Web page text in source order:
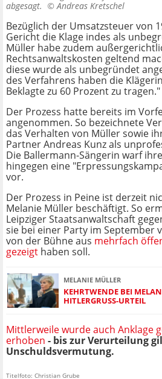
abgesagt. ©Andreas Kretschel
Bezüglich der Umsatzsteuer von
Gericht die Klage indes als
Müller habe zudem
Rechtsanwaltskosten geltend
diese wurde als unbegründet
des Verfahrens haben die
Beklagte zu 60 Prozent zu tragen."
Der Prozess hatte bereits im
angenommen. So bezeichnete
das Verhalten von Müller sowie
Partner Andreas Kunz als
Die Ballermann-Sängerin warf
hingegen eine
vor.
Der Prozess in Peine ist derzeit
Melanie Müller beschäftigt. So
Leipziger Staatsanwaltschaft
sie bei einer Party im September
von der Bühne aus mehrfach
gezeigt haben soll.
MELANIE MÜLLER
KEHRTWENDE BEI
HITLERGRUSS-URTEIL
Mittlerweile wurde auch Anklage
erhoben - bis zur Verurteilung
Unschuldsvermutung.
Titelfoto: Christian Grube